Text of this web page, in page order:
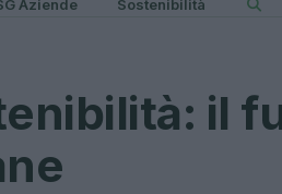
Aziende Sostenibilità
il